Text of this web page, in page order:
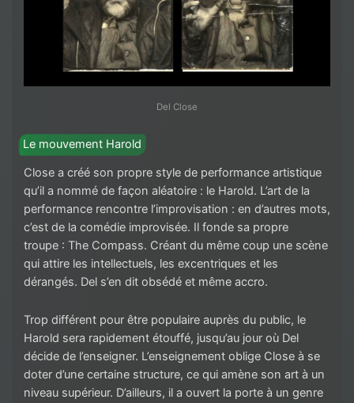
Del Close
Le mouvement Harold
Close a créé son propre style de performance artistique
qu’il a nommé de façon aléatoire : le Harold. L’art de la
performance rencontre l’improvisation : en d’autres mots,
c’est de la comédie improvisée. Il fonde sa propre
troupe : The Compass. Créant du même coup une scène
qui attire les intellectuels, les excentriques et les
dérangés. Del s’en dit obsédé et même accro.
Trop différent pour être populaire auprès du public, le
Harold sera rapidement étouffé, jusqu’au jour où Del
décide de l’enseigner. L’enseignement oblige Close à se
doter d’une certaine structure, ce qui amène son art à un
niveau supérieur. D’ailleurs, il a ouvert la porte à un genre